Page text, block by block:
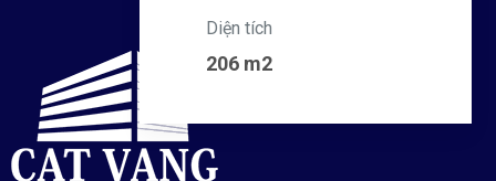
Diện tích
206 m2